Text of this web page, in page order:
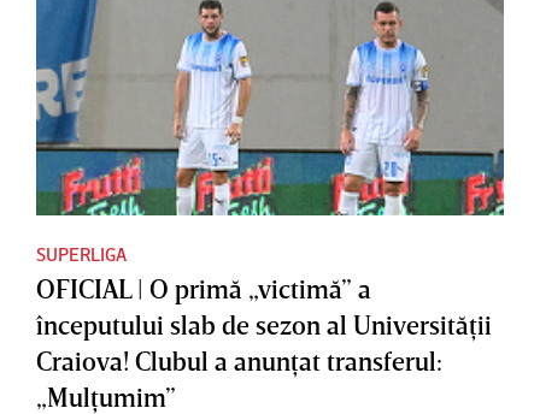
SUPERLIGA
OFICIAL | O primă „victimă” a
începutului slab de sezon al Universităţii
Craiova! Clubul a anunţat transferul:
„Mulţumim”